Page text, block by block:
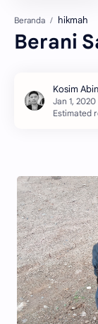
Beranda hikmah
Berani
Estimated